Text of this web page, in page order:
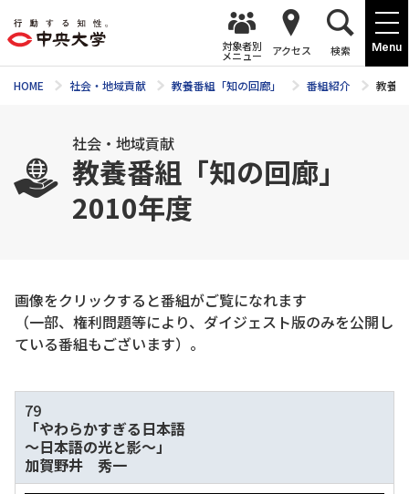
Menu
対象者別
メニュー アクセス 検索
HOME 社会・地域貢献 教養番組「知の回廊」 番組紹介 教養
社会・地域貢献
教養番組「知の回廊」
2010年度
画像をクリックすると番組がご覧になれます
（一部、権利問題等により、ダイジェスト版のみを公開し
ている番組もございます）。
79
「やわらかすぎる日本語
～日本語の光と影～」
加賀野井 秀一